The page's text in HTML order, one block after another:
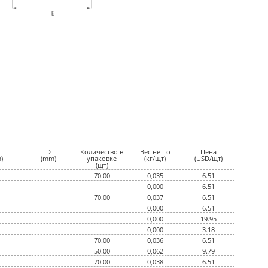
D
(mm)
Количество в
упаковке
(щт)
Вес нетто
(кг/щт)
Цена
(USD/щт)
70.00 0,035
6.51
0,000
6.51
70.00 0,037
6.51
0,000
6.51
0,000
19.95
0,000
3.18
70.00 0,036
6.51
50.00 0,062
9.79
70.00 0,038
6.51